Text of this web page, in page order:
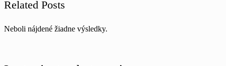
Related Posts
Neboli nájdené žiadne výsledky.